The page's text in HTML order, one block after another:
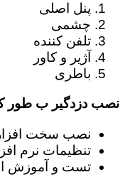
پنل اصلی
چشمی
تلفن کننده
آژیر و کاور
باطری
نصب دزدگیر ب طور کلی از 3 قسمت
نصب سخت
تنظیمات نرم
تست و آموزش